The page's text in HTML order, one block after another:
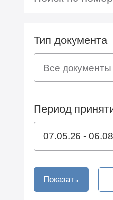
Тип документа
Период
Показать